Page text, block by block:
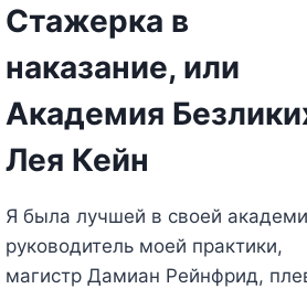
Стажерка в
наказание, или
Академия
Лея Кейн
Я была лучшей в своей
руководитель моей практики,
магистр Дамиан Рейнфрид,